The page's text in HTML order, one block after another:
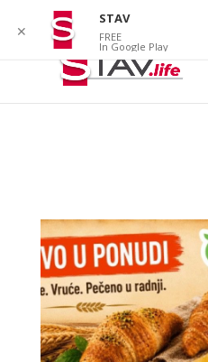
✕
STAV
FREE
In Google Play